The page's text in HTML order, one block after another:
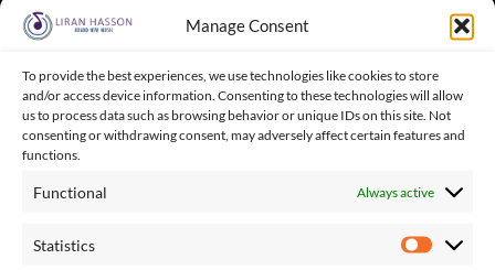
Manage Consent
To provide the best experiences, we use technologies like cookies to store
and/or access device information. Consenting to these technologies will allow
us to process data such as browsing behavior or unique IDs on this site. Not
consenting or withdrawing consent, may adversely affect certain features and
functions.
Functional Always active
Statistics Statistics
Wedding tips facebook group for engaged couples
Playbacks Catalog
Giant playbacks catalog made by me
Contact
LIRAN HASSON • COMPOSER & MUSIC PRODUCER